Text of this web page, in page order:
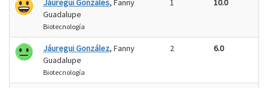
Jáuregui Gonzales, Fanny
Guadalupe
Biotecnología
1 10.0
Jáuregui González, Fanny
Guadalupe
Biotecnología
2 6.0